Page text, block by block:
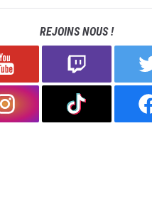
REJOINS NOUS !